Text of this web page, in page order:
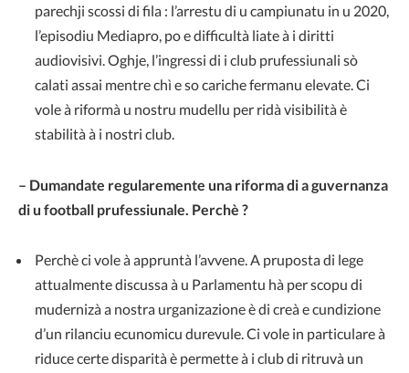
parechji scossi di fila : l’arrestu di u campiunatu in u 2020,
l’episodiu Mediapro, po e difficultà liate à i diritti
audiovisivi. Oghje, l’ingressi di i club prufessiunali sò
calati assai mentre chì e so cariche fermanu elevate. Ci
vole à riformà u nostru mudellu per ridà visibilità è
stabilità à i nostri club.
– Dumandate regularemente una riforma di a guvernanza
di u football prufessiunale. Perchè ?
Perchè ci vole à appruntà l’avvene. A pruposta di lege
attualmente discussa à u Parlamentu hà per scopu di
mudernizà a nostra urganizazione è di creà e cundizione
d’un rilanciu ecunomicu durevule. Ci vole in particulare à
riduce certe disparità è permette à i club di ritruvà un